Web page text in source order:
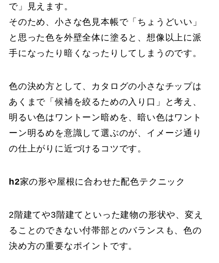
で」見えます。
そのため、小さな色見本帳で「ちょうどいい」
と思った色を外壁全体に塗ると、想像以上に派
手になったり暗くなったりしてしまうのです。
色の決め方として、カタログの小さなチップは
あくまで「候補を絞るための入り口」と考え、
明るい色はワントーン暗めを、暗い色はワント
ーン明るめを意識して選ぶのが、イメージ通り
の仕上がりに近づけるコツです。
h2家の形や屋根に合わせた配色テクニック
2階建てや3階建てといった建物の形状や、変え
ることのできない付帯部とのバランスも、色の
決め方の重要なポイントです。